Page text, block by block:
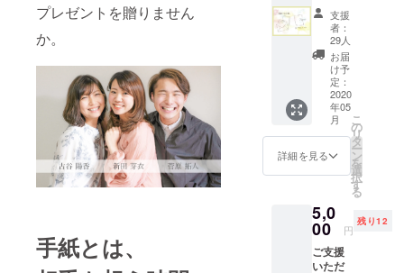
プレゼントを贈りません
か。
手紙とは、
家族、夫
婦、兄妹、
恋人、友人...
ヒトとヒト
は、その瞬
間の感情や
体温を共に
味わえるよ
体験をする
ことで関係
は更新され
謝の想
いを込
めて、
プロ
ジェク
トメン
バーか
ら感謝
のお手
紙と当
日のレ
ポート
をお贈
しま
す。 *4
月に都
内某所
にてプ
支援
者：
29人
お届
け予
定：
2020
年05
月
詳細を見る
こ
の
リ
タ
ー
ン
を
選
択
す
る
5,0
00 円
残り12
ご支援
いただ